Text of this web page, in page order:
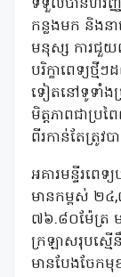
ទទួលបានហិរញ្
កន្លងមក និងន
មនុស្ស ការជួយ
បរិក្ខាពេទ្យថ្មី
ទៀតនៅទូទាំង
មិត្តភាពជាប្រ
ពីរកាន់តែត្រូ
អគារមន្ទីរពេ
មានកម្ពស់ ២
៧៦.៨០ម៉ែត្រ ម
ក្រឡាសរុបស្ម
មានបែងចែកមុ